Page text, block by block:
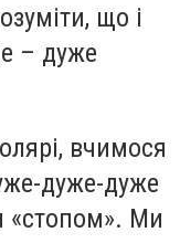
що і
– дуже
вчимося
дуже-дуже
«стопом». Ми